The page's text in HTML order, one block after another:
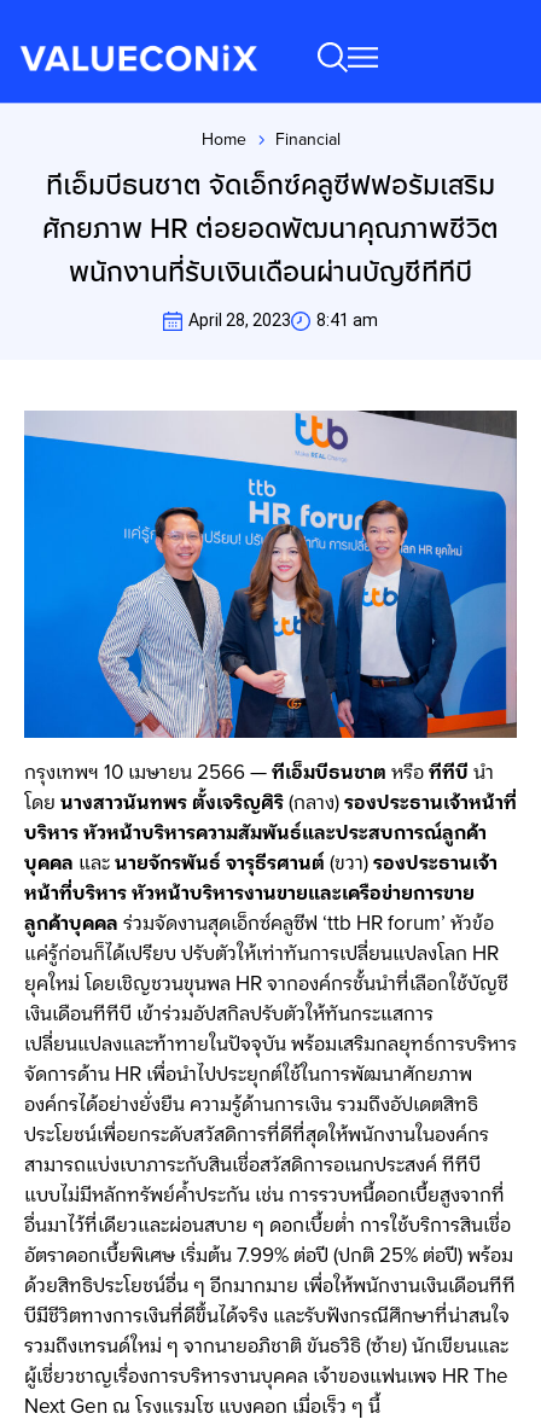
Home Financial
ทีเอ็มบีธนชาต จัดเอ็กซ์คลูซีฟฟอรัมเสริม
ศักยภาพ HR ต่อยอดพัฒนาคุณภาพชีวิต
พนักงานที่รับเงินเดือนผ่านบัญชีทีทีบี
April 28, 2023 8:41 am
กรุงเทพฯ 10 เมษายน 2566 —ทีเอ็มบีธนชาตหรือทีทีบีนำ
โดยนางสาวนันทพร ตั้งเจริญศิริ(กลาง)รองประธานเจ้าหน้าที่
บริหาร หัวหน้าบริหารความสัมพันธ์และประสบการณ์ลูกค้า
บุคคล และนายจักรพันธ์ จารุธีรศานต์(ขวา)รองประธานเจ้า
หน้าที่บริหาร หัวหน้าบริหารงานขายและเครือข่ายการขาย
ลูกค้าบุคคลร่วมจัดงานสุดเอ็กซ์คลูซีฟ ‘ttb HR forum’ หัวข้อ
แค่รู้ก่อนก็ได้เปรียบ ปรับตัวให้เท่าทันการเปลี่ยนแปลงโลก HR
ยุคใหม่ โดยเชิญชวนขุนพล HR จากองค์กรชั้นนำที่เลือกใช้บัญชี
เงินเดือนทีทีบี เข้าร่วมอัปสกิลปรับตัวให้ทันกระแสการ
เปลี่ยนแปลงและท้าทายในปัจจุบัน พร้อมเสริมกลยุทธ์การบริหาร
จัดการด้าน HR เพื่อนำไปประยุกต์ใช้ในการพัฒนาศักยภาพ
องค์กรได้อย่างยั่งยืน ความรู้ด้านการเงิน รวมถึงอัปเดตสิทธิ
ประโยชน์เพื่อยกระดับสวัสดิการที่ดีที่สุดให้พนักงานในองค์กร
สามารถแบ่งเบาภาระกับสินเชื่อสวัสดิการอเนกประสงค์ ทีทีบี
แบบไม่มีหลักทรัพย์ค้ำประกัน เช่น การรวบหนี้ดอกเบี้ยสูงจากที่
อื่นมาไว้ที่เดียวและผ่อนสบาย ๆ ดอกเบี้ยต่ำ การใช้บริการสินเชื่อ
อัตราดอกเบี้ยพิเศษ เริ่มต้น 7.99% ต่อปี (ปกติ 25% ต่อปี) พร้อม
ด้วยสิทธิประโยชน์อื่น ๆ อีกมากมาย เพื่อให้พนักงานเงินเดือนทีที
บีมีชีวิตทางการเงินที่ดีขึ้นได้จริง และรับฟังกรณีศึกษาที่น่าสนใจ
รวมถึงเทรนด์ใหม่ ๆ จากนายอภิชาติ ขันธวิธิ (ซ้าย) นักเขียนและ
ผู้เชี่ยวชาญเรื่องการบริหารงานบุคคล เจ้าของแฟนเพจ HR The
Next Gen ณ โรงแรมโซ แบงคอก เมื่อเร็ว ๆ นี้